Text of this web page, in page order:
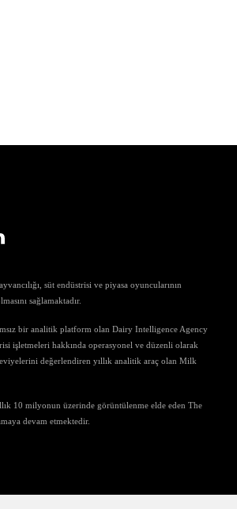
süt endüstrisi ve piyasa oyuncularının
sağlamaktadır.
bir analitik platform olan Dairy Intelligence Agency
işletmeleri hakkında operasyonel ve düzenli olarak
değerlendiren yıllık analitik araç olan Milk
10 milyonun üzerinde görüntülenme elde eden The
devam etmektedir.